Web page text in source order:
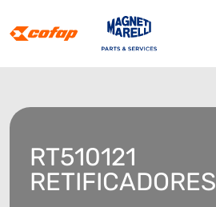
RT510121
RETIFICADORES